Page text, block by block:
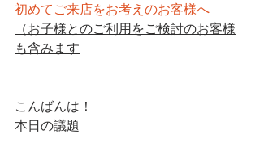
初めてご来店をお考えのお客様へ
（お子様とのご利用をご検討のお客様
も含みます
こんばんは！
本日の議題